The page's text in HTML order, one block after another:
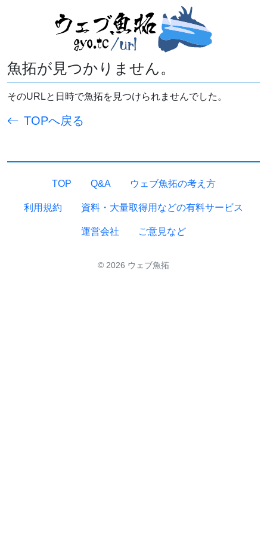
魚拓が見つかりません。
そのURLと日時で魚拓を見つけられませんでした。
TOPへ戻る
TOP Q&A ウェブ魚拓の考え方
利用規約 資料・大量取得用などの有料サービス
運営会社 ご意見など
© 2026 ウェブ魚拓